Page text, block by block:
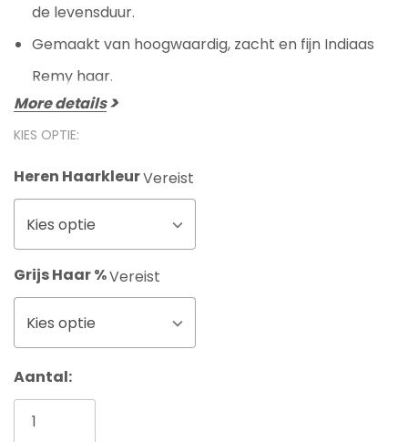
de levensduur.
Gemaakt van hoogwaardig, zacht en fijn Indiaas
Remy haar.
More details
KIES OPTIE:
Heren HaarkleurVereist
Kies optie
Grijs Haar %Vereist
Kies optie
Huidige
voorraad:
Aantal: